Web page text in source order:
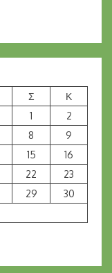
Σ
Κ
1
2
8
9
15
16
22
23
29
30